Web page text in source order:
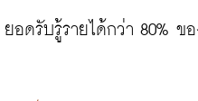
ยอดรับรู้รายได้กว่า 80% ข